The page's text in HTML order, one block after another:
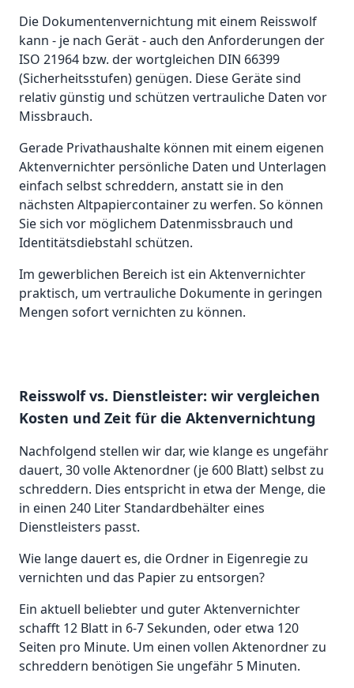
Die Dokumentenvernichtung mit einem Reisswolf
kann - je nach Gerät - auch den Anforderungen der
ISO 21964 bzw. der wortgleichen DIN 66399
(Sicherheitsstufen) genügen. Diese Geräte sind
relativ günstig und schützen vertrauliche Daten vor
Missbrauch.
Gerade Privathaushalte können mit einem eigenen
Aktenvernichter persönliche Daten und Unterlagen
einfach selbst schreddern, anstatt sie in den
nächsten Altpapiercontainer zu werfen. So können
Sie sich vor möglichem Datenmissbrauch und
Identitätsdiebstahl schützen.
Im gewerblichen Bereich ist ein Aktenvernichter
praktisch, um vertrauliche Dokumente in geringen
Mengen sofort vernichten zu können.
Reisswolf vs. Dienstleister: wir vergleichen
Kosten und Zeit für die Aktenvernichtung
Nachfolgend stellen wir dar, wie klange es ungefähr
dauert, 30 volle Aktenordner (je 600 Blatt) selbst zu
schreddern. Dies entspricht in etwa der Menge, die
in einen 240 Liter Standardbehälter eines
Dienstleisters passt.
Wie lange dauert es, die Ordner in Eigenregie zu
vernichten und das Papier zu entsorgen?
Ein aktuell beliebter und guter Aktenvernichter
schafft 12 Blatt in 6-7 Sekunden, oder etwa 120
Seiten pro Minute. Um einen vollen Aktenordner zu
schreddern benötigen Sie ungefähr 5 Minuten.